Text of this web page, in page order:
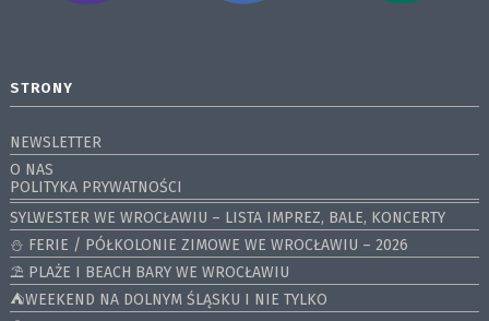
STRONY
NEWSLETTER
O NAS
POLITYKA PRYWATNOŚCI
SYLWESTER WE WROCŁAWIU – LISTA IMPREZ, BALE, KONCERTY
⛄️ FERIE / PÓŁKOLONIE ZIMOWE WE WROCŁAWIU – 2026
⛱️ PLAŻE I BEACH BARY WE WROCŁAWIU
⛺️WEEKEND NA DOLNYM ŚLĄSKU I NIE TYLKO